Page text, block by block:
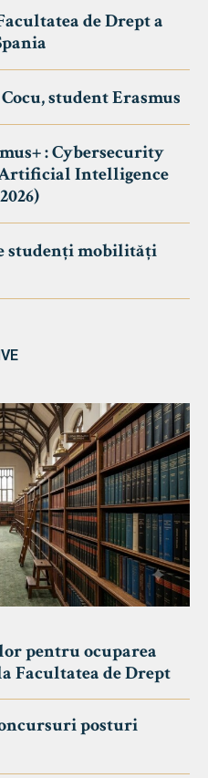
de Drept a
student Erasmus
: Cybersecurity
Artificial Intelligence
studenți mobilități
pentru ocuparea
Facultatea de Drept
posturi